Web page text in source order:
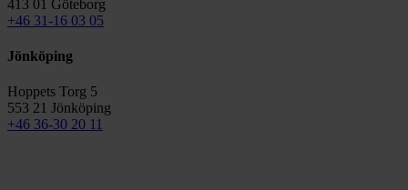
413 01 Göteborg
+46 31-16 03 05
Jönköping
Hoppets Torg 5
553 21 Jönköping
+46 36-30 20 11